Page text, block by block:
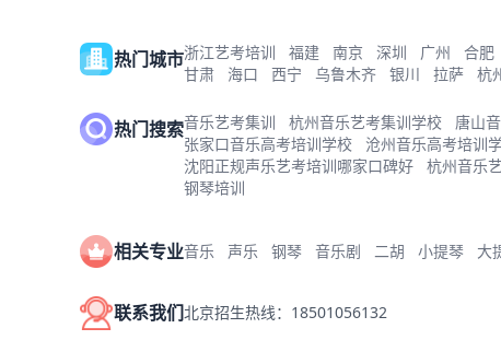
热门城市浙江艺考培训 福建 南京 深圳 广州 合肥
甘肃
海口 西宁 乌鲁木齐 银川 拉萨 杭
热门搜索音乐艺考集训 杭州音乐艺考集训学校 唐山
张家口音乐高考培训学校
沧州音乐高考培训
沈阳正规声乐艺考培训哪家口碑好
杭州音乐
钢琴培训
相关专业音乐 声乐 钢琴 音乐剧 二胡 小提琴 大
联系我们北京招生热线：18501056132